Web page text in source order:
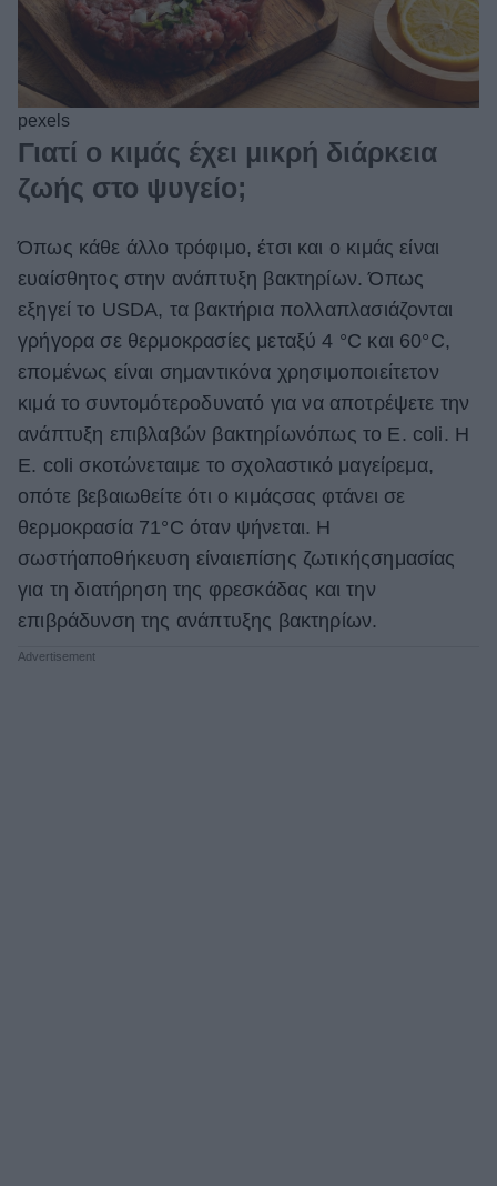
pexels
Γιατί ο κιμάς έχει μικρή διάρκεια
ζωής στο ψυγείο;
Όπως κάθε άλλο τρόφιμο, έτσι και ο κιμάς είναι
ευαίσθητος στην ανάπτυξη βακτηρίων. Όπως
εξηγεί το USDA, τα βακτήρια πολλαπλασιάζονται
γρήγορα σε θερμοκρασίες μεταξύ 4 °C και 60°C,
επομένως είναι σημαντικόνα χρησιμοποιείτετον
κιμά το συντομότεροδυνατό για να αποτρέψετε την
ανάπτυξη επιβλαβών βακτηρίωνόπως το E. coli. Η
E. coli σκοτώνεταιμε το σχολαστικό μαγείρεμα,
οπότε βεβαιωθείτε ότι ο κιμάςσας φτάνει σε
θερμοκρασία71°C όταν ψήνεται. Η
σωστήαποθήκευση είναιεπίσης ζωτικήςσημασίας
για τη διατήρηση της φρεσκάδας και την
επιβράδυνση της ανάπτυξης βακτηρίων.